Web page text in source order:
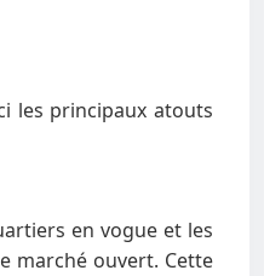
les principaux atouts
en vogue et les
marché ouvert. Cette